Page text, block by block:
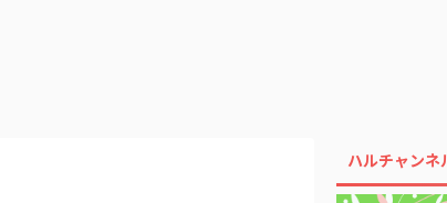
ハルチャンネ